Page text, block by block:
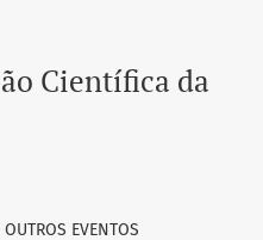
de segundo molar
Científica da
OUTROS EVENTOS